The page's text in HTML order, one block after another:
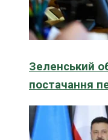
Зеленський
постачання